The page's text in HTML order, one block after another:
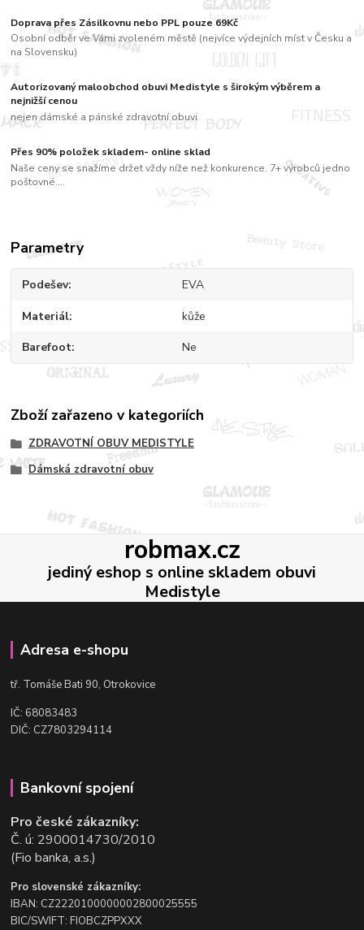
Doprava přes Zásilkovnu nebo PPL pouze 69Kč
Osobní odběr ve Vámi zvoleném městě (nejvíce výdejních míst v Česku a
na Slovensku)
Autorizovaný maloobchod obuvi Medistyle s širokým výběrem a
nejnižší cenou
nejen dámské a pánské zdravotní obuvi
Přes 90% položek skladem- online sklad
Naše ceny se snažíme držet vždy níže než konkurence. 7+ výrobců jedno
poštovné....
Parametry
Podešev EVA
Materiál kůže
Barefoot Ne
Zboží zařazeno v kategoriích
ZDRAVOTNÍ OBUV MEDISTYLE
Dámská zdravotní obuv
robmax.cz
jediný eshop s online skladem obuvi
Medistyle
Adresa e-shopu
tř. Tomáše Bati 90, Otrokovice
IČ: 68083483
DIČ: CZ7803294114
Bankovní spojení
Pro české zákazníky:
Č. ú: 2900014730/2010
(Fio banka, a.s.)
Pro slovenské zákazníky:
IBAN: CZ2220100000002800025555
BIC/SWIFT: FIOBCZPPXXX